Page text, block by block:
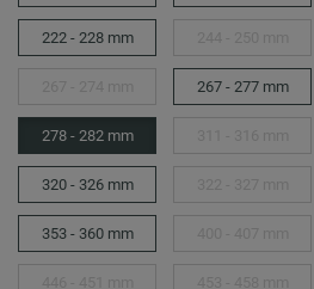
222 - 228 mm
267 - 277 mm
278 - 282 mm
320 - 326 mm
353 - 360 mm